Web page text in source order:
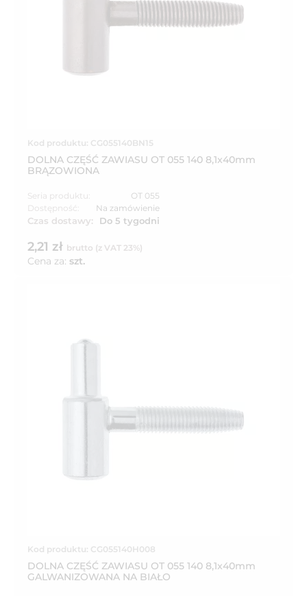
Kod produktu: CG055140BN15
DOLNA CZĘŚĆ ZAWIASU OT 055 140 8,1x40mm
BRĄZOWIONA
Seria produktu:
OT 055
Dostępność:
Na zamówienie
Czas dostawy: Do 5 tygodni
2,21 zł brutto (z VAT 23%)
Cena za: szt.
Kod produktu: CG055140H008
DOLNA CZĘŚĆ ZAWIASU OT 055 140 8,1x40mm
GALWANIZOWANA NA BIAŁO